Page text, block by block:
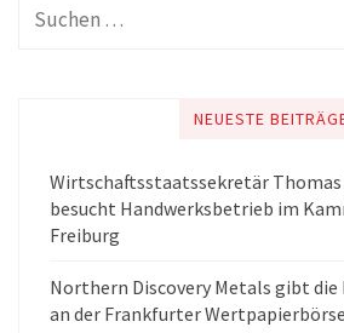
NEUESTE
Wirtschaftsstaatssekretär
besucht Handwerksbetrieb im
Freiburg
Northern Discovery Metals gibt
an der Frankfurter